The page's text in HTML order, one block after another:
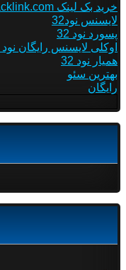
خرید بک لینک behtarinbacklink.com
لایسنس نود32
پسورد نود 32
اوکلی لایسنس رایگان نود 32
همیار نود 32
بهترین سئو
رایگان